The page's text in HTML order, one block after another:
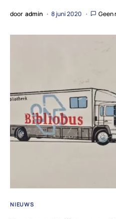
door admin 8 juni 2020 Geen
NIEUWS